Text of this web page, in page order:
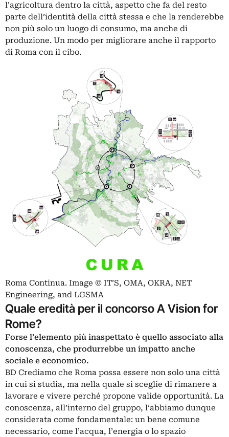
l’agricoltura dentro la città, aspetto che fa del resto
parte dell’identità della città stessa e che la renderebbe
non più solo un luogo di consumo, ma anche di
produzione. Un modo per migliorare anche il rapporto
di Roma con il cibo.
Roma Continua. Image © IT’S, OMA, OKRA, NET
Engineering, and LGSMA
Quale eredità per il concorso A Vision for
Rome?
Forse l’elemento più inaspettato è quello associato alla
conoscenza, che produrrebbe un impatto anche
sociale e economico.
BD Crediamo che Roma possa essere non solo una città
in cui si studia, ma nella quale si sceglie di rimanere a
lavorare e vivere perché propone valide opportunità. La
conoscenza, all’interno del gruppo, l’abbiamo dunque
considerata come fondamentale: un bene comune
necessario, come l’acqua, l’energia o lo spazio